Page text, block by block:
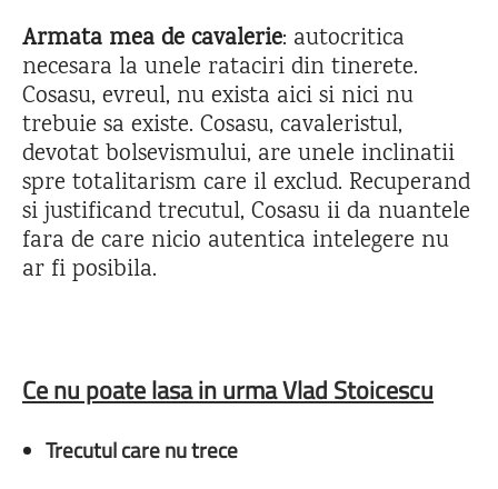
Armata mea de cavalerie: autocritica
necesara la unele rataciri din tinerete.
Cosasu, evreul, nu exista aici si nici nu
trebuie sa existe. Cosasu, cavaleristul,
devotat bolsevismului, are unele inclinatii
spre totalitarism care il exclud. Recuperand
si justificand trecutul, Cosasu ii da nuantele
fara de care nicio autentica intelegere nu
ar fi posibila.
Ce nu poate lasa in urma Vlad Stoicescu
Trecutul care nu trece